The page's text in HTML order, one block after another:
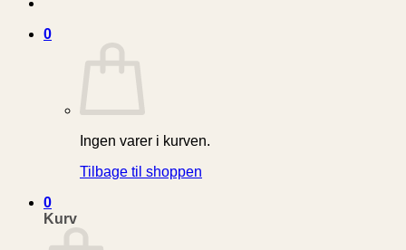
0
Ingen varer i kurven.
Tilbage til shoppen
0
Kurv